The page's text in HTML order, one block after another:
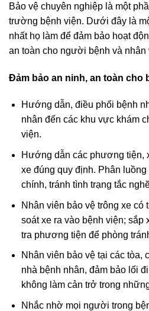
Bảo vệ chuyên nghiệp là một
trường bệnh viện. Dưới đây là
nhất họ làm để đảm bảo hoạt
an toàn cho người bệnh và nhân
Đảm bảo an ninh, an toàn cho
Hướng dẫn, điều phối bệnh
nhân đến các khu vực khám
viện.
Hướng dẫn các phương tiện,
xe đúng quy định. Phân
chính, tránh tình trạng tắc
Nhân viên bảo vệ trông xe có
soát xe ra vào bệnh viện; sắp
tra phương tiện để phòng
Nhân viên bảo vệ tại các tòa,
nhà bệnh nhân, đảm bảo lối
không làm cản trở trong
Nhắc nhờ mọi người trong